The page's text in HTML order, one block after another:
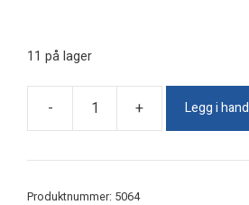
11 på lager
-
Tegnerull
m/Print
+ Legg i
Produktnummer: 5064